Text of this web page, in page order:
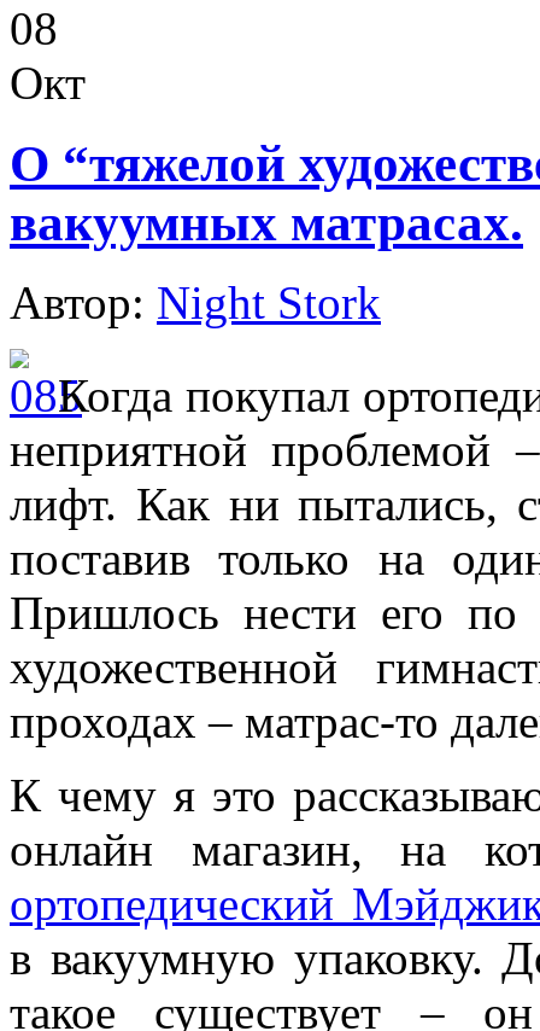
08
Окт
О “тяжелой
вакуумных матрасах.
Автор: Night Stork
Когда покупал
неприятной проблемой
лифт. Как ни пытались,
поставив только на
Пришлось нести его по
художественной
проходах – матрас-то
К чему я это
онлайн магазин, на
ортопедический
в вакуумную упаковку.
такое существует –